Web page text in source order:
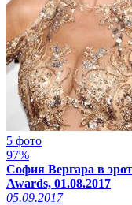
5 фото
97%
София Вергара в
Awards, 01.08.2017
05.09.2017